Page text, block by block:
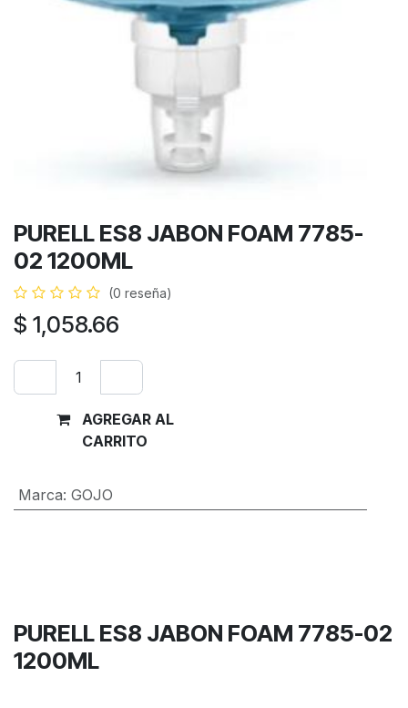
PURELL ES8 JABON FOAM 7785-
02 1200ML
(0 reseña)
$ 1,058.66
AGREGAR AL
CARRITO
Marca: GOJO
PURELL ES8 JABON FOAM 7785-02
1200ML